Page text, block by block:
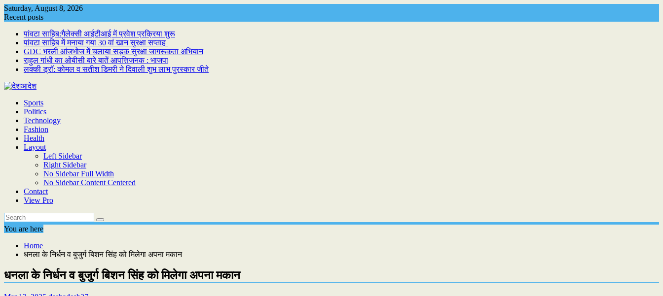
Skip
to
Saturday, August 8, 2026
Recent posts
पांवटा साहिब:गैलेक्सी आईटीआई में प्रवेश प्रक्रिया शुरू
पांवटा साहिब में मनाया गया 30 वां खान सुरक्षा सप्ताह
GDC भरली आंजभोज में चलाया सड़क सुरक्षा जागरूकता अभियान
राहुल गांधी का ओबीसी बारे बातें आपत्तिजनक : भाजपा
लक्की ड्राॅ: कोमल व सतीश डिमरी ने दिवाली शुभ लाभ पुरस्कार जीते
Sports
Politics
Technology
Fashion
Health
Layout
Left Sidebar
Right Sidebar
No Sidebar Full Width
No Sidebar Content Centered
Contact
View Pro
You are here
Home
धनला के निर्धन व बुजुर्ग बिशन सिंह को मिलेगा अपना मकान
धनला के निर्धन व बुजुर्ग बिशन सिंह को मिलेगा अपना मकान